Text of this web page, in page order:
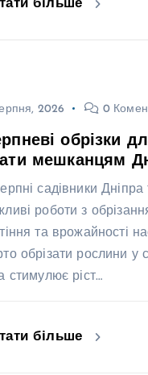
більше
2026 0
обрізки
мешканцям
садівники Дніпра
роботи з
та врожайності
обрізати рослини у
стимулює ріст…
більше